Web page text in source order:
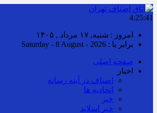
4:25:42
امروز : شنبه, ۱۷ مرداد , ۱۴۰۵
برابر با : Saturday - 8 August - 2026
صفحه اصلی
اخبار
اصناف در آینه رسانه
اتحادیه ها
خبر
خبر اسلايد